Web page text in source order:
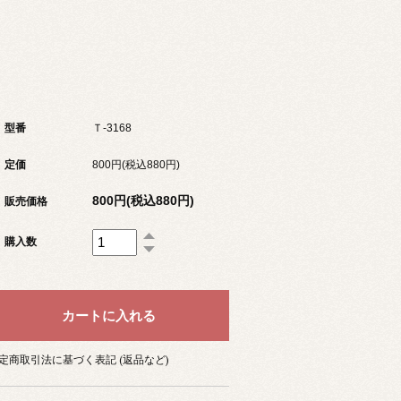
型番 Ｔ-3168
定価 800円(税込880円)
販売価格 800円(税込880円)
購入数
商取引法に基づく表記 (返品など)